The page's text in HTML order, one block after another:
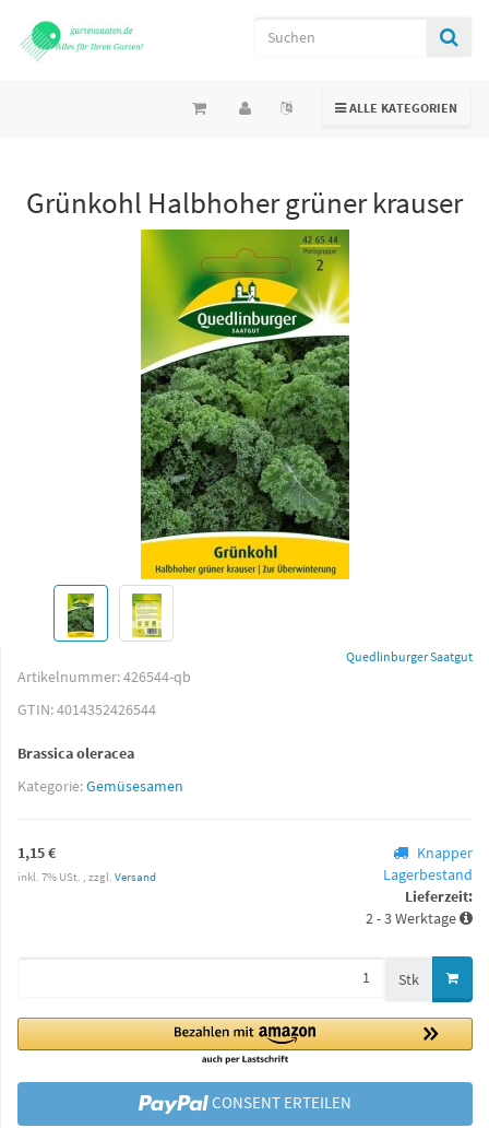
TOGGLE NAVIGATION
ALLE KATEGORIEN
Grünkohl Halbhoher grüner krauser
Quedlinburger Saatgut
Artikelnummer:426544-qb
GTIN:4014352426544
Brassica oleracea
Kategorie:Gemüsesamen
1,15 €
inkl. 7% USt. , zzgl. Versand
Knapper
Lagerbestand
Lieferzeit:
2 - 3 Werktage
Stk
CONSENT ERTEILEN